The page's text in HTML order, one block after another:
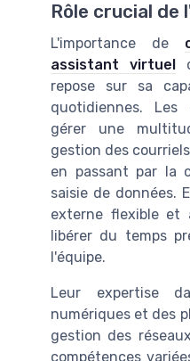
Rôle crucial
L'importance de
assistant virtuel
repose sur sa
quotidiennes.
gérer une
gestion des
en passant par la
saisie de données.
externe flexible et
libérer du temps
l'équipe.
Leur expertise
numériques et des
gestion des
compétences